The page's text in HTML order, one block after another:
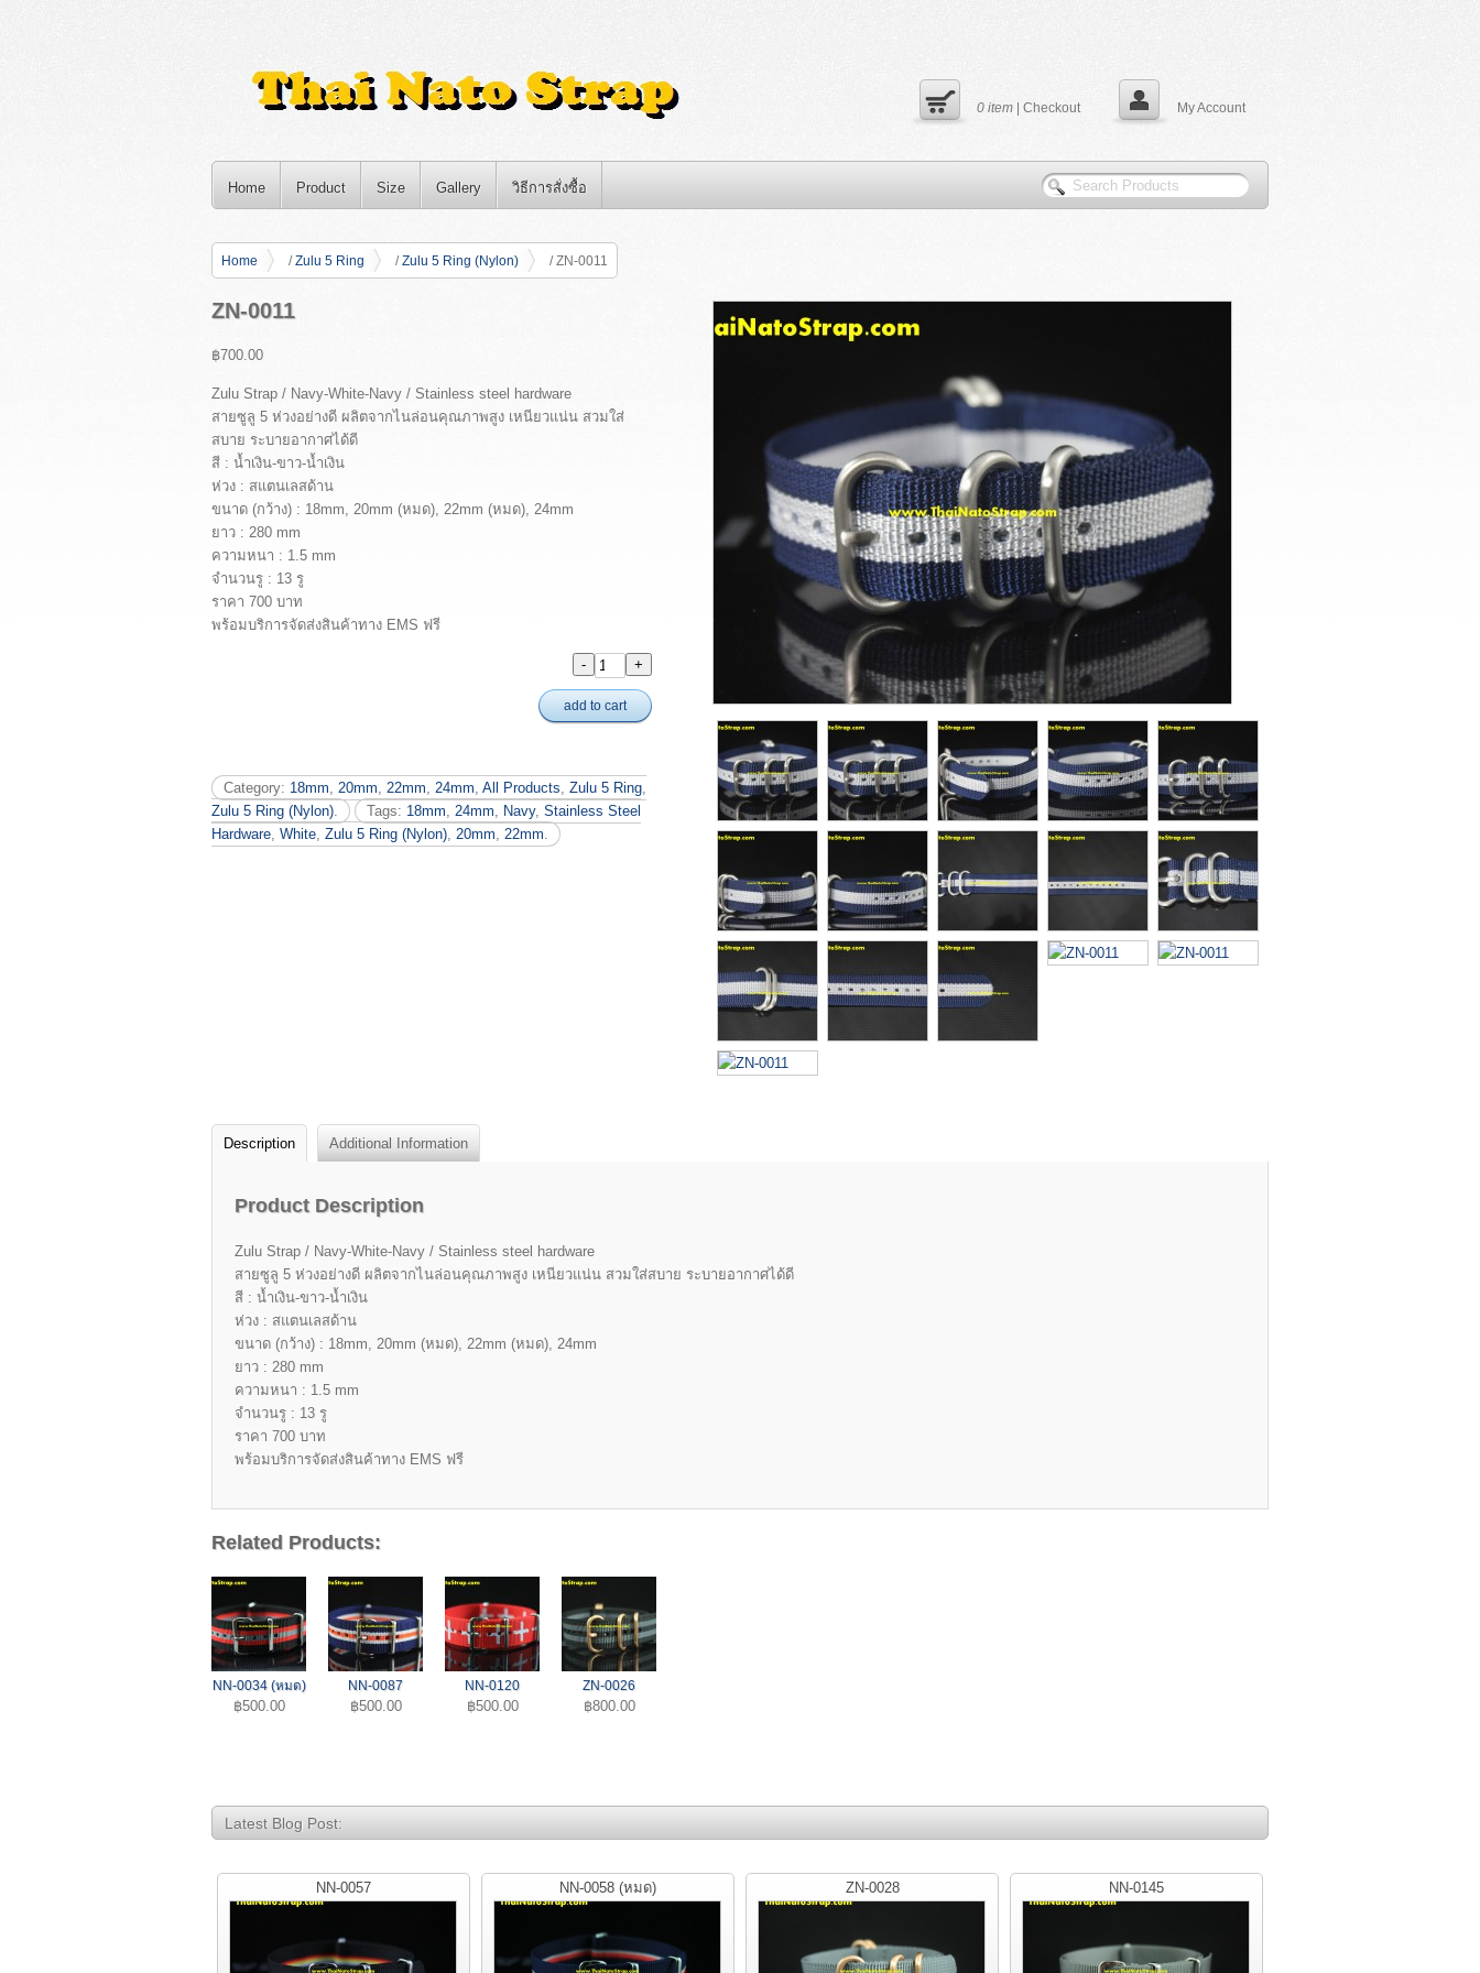
0 item | Checkout My Account
Home Product Size Gallery วิธีการสั่งซื้อ
Home /Zulu 5 Ring /Zulu 5 Ring (Nylon) / ZN-0011
ZN-0011
฿700.00
Zulu Strap / Navy-White-Navy / Stainless steel hardware
สายซูลู 5 ห่วงอย่างดี ผลิตจากไนล่อนคุณภาพสูง เหนียวแน่น สวมใส่
สบาย ระบายอากาศได้ดี
สี : น้ำเงิน-ขาว-น้ำเงิน
ห่วง : สแตนเลสด้าน
ขนาด (กว้าง) : 18mm, 20mm (หมด), 22mm (หมด), 24mm
ยาว : 280 mm
ความหนา : 1.5 mm
จำนวนรู : 13 รู
ราคา 700 บาท
พร้อมบริการจัดส่งสินค้าทาง EMS ฟรี
add to cart
Category: 18mm 20mm 22mm 24mm All Products Zulu 5 Ring
Zulu 5 Ring (Nylon)
Tags: 18mm 24mm Navy, Stainless Steel
Hardware White Zulu 5 Ring (Nylon) 20mm 22mm
Description Additional Information
Product Description
Zulu Strap / Navy-White-Navy / Stainless steel hardware
สายซูลู 5 ห่วงอย่างดี ผลิตจากไนล่อนคุณภาพสูง เหนียวแน่น สวมใส่สบาย ระบายอากาศได้ดี
สี : น้ำเงิน-ขาว-น้ำเงิน
ห่วง : สแตนเลสด้าน
ขนาด (กว้าง) : 18mm, 20mm (หมด), 22mm (หมด), 24mm
ยาว : 280 mm
ความหนา : 1.5 mm
จำนวนรู : 13 รู
ราคา 700 บาท
พร้อมบริการจัดส่งสินค้าทาง EMS ฟรี
Related Products:
NN-0034 (หมด)
฿500.00
NN-0087
฿500.00
NN-0120
฿500.00
ZN-0026
฿800.00
Latest Blog Post:
NN-0057 NN-0058 (หมด) ZN-0028 NN-0145